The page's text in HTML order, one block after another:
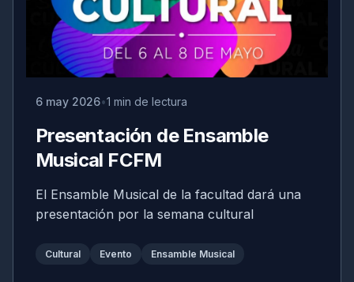
6 may 2026 1 min de lectura
Presentación de Ensamble
Musical FCFM
El Ensamble Musical de la facultad dará una
presentación por la semana cultural
Cultural Evento Ensamble Musical